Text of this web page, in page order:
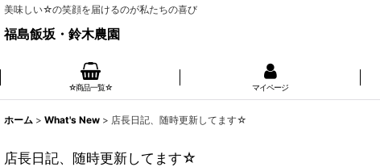
美味しい☆の笑顔を届けるのが私たちの喜び
福島飯坂・鈴木農園
☆商品一覧☆ マイページ
ホーム > What's New > 店長日記、随時更新してます☆
店長日記、随時更新してます☆